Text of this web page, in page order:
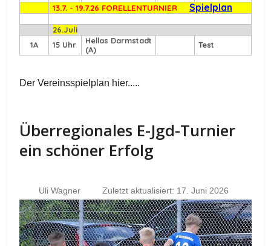
13.7. - 19.7.26 FORELLENTURNIER Spielplan
26.Juli
1A
15 Uhr
Hellas Darmstadt
(A)
Test
Der Vereinsspielplan hier.....
Überregionales E-Jgd-Turnier
ein schöner Erfolg
Uli Wagner Zuletzt aktualisiert: 17. Juni 2026